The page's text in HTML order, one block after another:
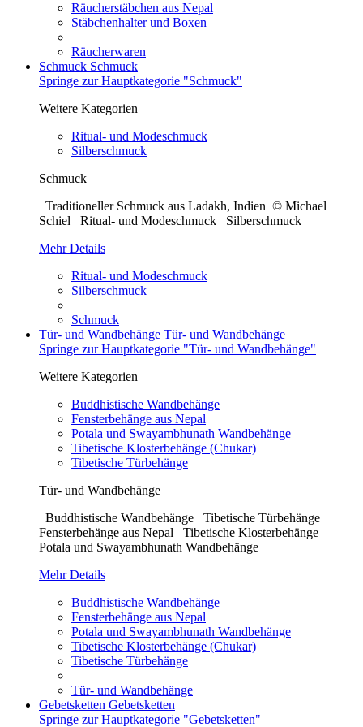
Räucherstäbchen aus Nepal
Stäbchenhalter und Boxen
Räucherwaren
Schmuck Schmuck
Springe zur Hauptkategorie "Schmuck"
Weitere Kategorien
Ritual- und Modeschmuck
Silberschmuck
Schmuck
Traditioneller Schmuck aus Ladakh, Indien © Michael
Schiel Ritual- und Modeschmuck Silberschmuck
Mehr Details
Ritual- und Modeschmuck
Silberschmuck
Schmuck
Tür- und Wandbehänge Tür- und Wandbehänge
Springe zur Hauptkategorie "Tür- und Wandbehänge"
Weitere Kategorien
Buddhistische Wandbehänge
Fensterbehänge aus Nepal
Potala und Swayambhunath Wandbehänge
Tibetische Klosterbehänge (Chukar)
Tibetische Türbehänge
Tür- und Wandbehänge
Buddhistische Wandbehänge Tibetische Türbehänge
Fensterbehänge aus Nepal Tibetische Klosterbehänge
Potala und Swayambhunath Wandbehänge
Mehr Details
Buddhistische Wandbehänge
Fensterbehänge aus Nepal
Potala und Swayambhunath Wandbehänge
Tibetische Klosterbehänge (Chukar)
Tibetische Türbehänge
Tür- und Wandbehänge
Gebetsketten Gebetsketten
Springe zur Hauptkategorie "Gebetsketten"